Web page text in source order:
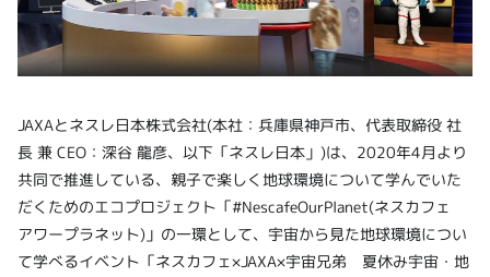
JAXAとネスレ日本株式会社(本社：兵庫県神戸市、代表取締役 社
長 兼 CEO：深谷 龍彦、以下「ネスレ日本」)は、2020年4月より
共同で推進している、親子で楽しく地球環境について学んでいた
だくためのエコプロジェクト「#NescafeOurPlanet(ネスカフェ
アワープラネット)」の一環として、宇宙から見た地球環境につい
て学べるイベント「ネスカフェ×JAXA×宇宙兄弟 夏休み宇宙・地